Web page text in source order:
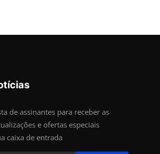
de assinantes para receber as
e ofertas especiais
caixa de entrada